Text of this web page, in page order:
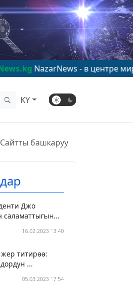
- в центре мирового
KY
Сайтты башкаруу
Джо
саламаттыгын...
16.02.2023 13:40
титирөө:
...
05.03.2023 17:54